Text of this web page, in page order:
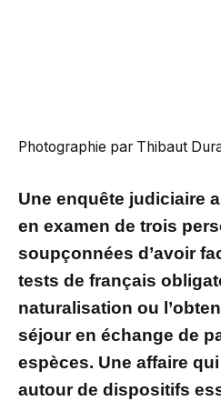
Photographie par Thibaut
Une enquête judiciaire
en examen de trois
soupçonnées d’avoir
tests de français
naturalisation ou
séjour en échange de
espèces. Une affaire
autour de dispositifs